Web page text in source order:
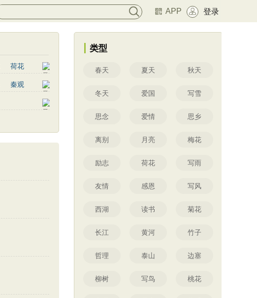
APP 登录
荷花
写鸟
秦观
范成大
类型
春天 夏天 秋天
冬天 爱国 写雪
思念 爱情 思乡
离别 月亮 梅花
励志 荷花 写雨
友情 感恩 写风
西湖 读书 菊花
长江 黄河 竹子
哲理 泰山 边塞
柳树 写鸟 桃花